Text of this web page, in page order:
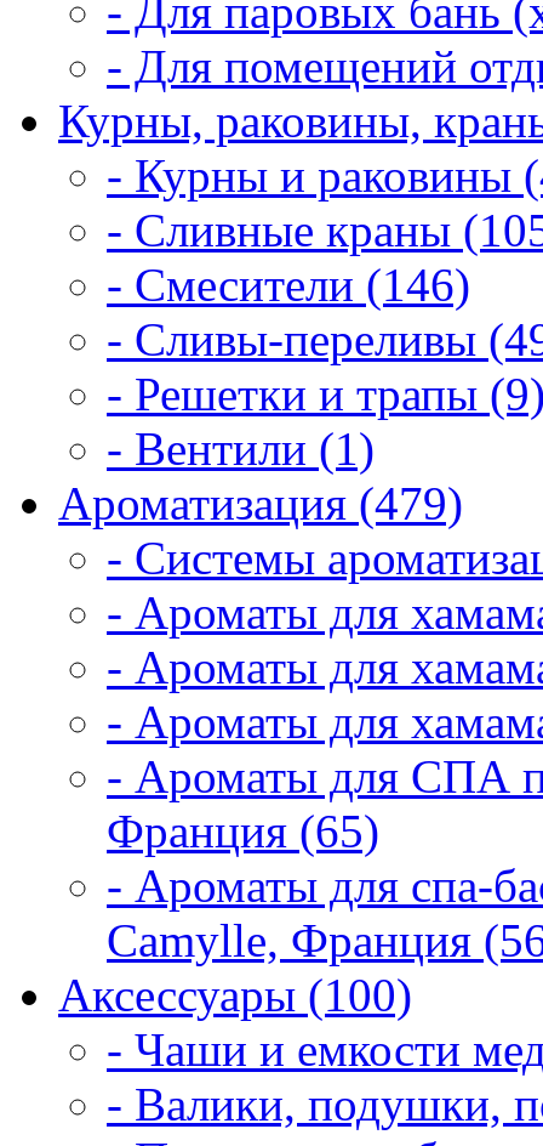
- Для паровых бань
- Для помещений
Курны, раковины,
- Курны и раковины
- Сливные краны
- Смесители (146)
- Сливы-переливы
- Решетки и трапы
- Вентили (1)
Ароматизация (479)
- Системы
- Ароматы для
- Ароматы для
- Ароматы для
- Ароматы для СПА
Франция (65)
- Ароматы для спа-
Camylle, Франция
Аксессуары (100)
- Чаши и емкости
- Валики, подушки,